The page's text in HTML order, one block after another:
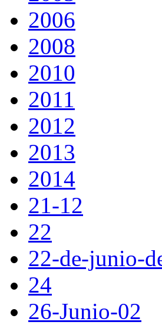
2006
2008
2010
2011
2012
2013
2014
21-12
22
22-de-junio-
24
26-Junio-02